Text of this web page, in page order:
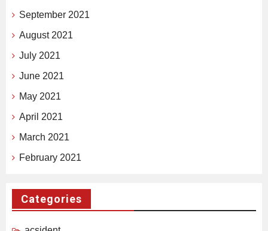
September 2021
August 2021
July 2021
June 2021
May 2021
April 2021
March 2021
February 2021
Categories